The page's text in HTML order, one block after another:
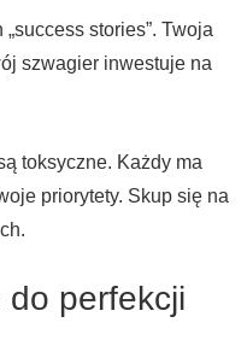
„success stories”. Twoja
szwagier inwestuje na
toksyczne. Każdy ma
priorytety. Skup się na
do perfekcji